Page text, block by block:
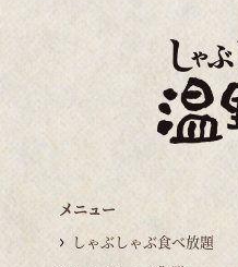
メニュー
しゃぶしゃぶ食べ放題